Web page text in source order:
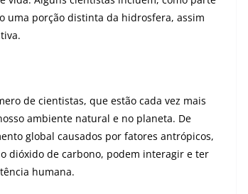
uma porção distinta da hidrosfera, assim
de cientistas, que estão cada vez mais
ambiente natural e no planeta. De
global causados por fatores antrópicos,
dióxido de carbono, podem interagir e ter
humana.